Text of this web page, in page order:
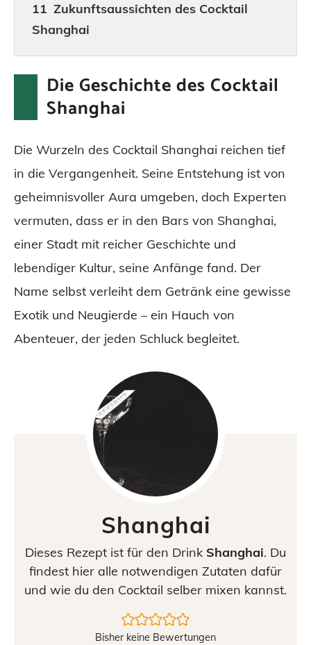
Zukunftsaussichten des Cocktail
Shanghai
Fazit
Häufig gestellte Fragen
Die Geschichte des Cocktail
Shanghai
Die Wurzeln des Cocktail Shanghai reichen tief
in die Vergangenheit. Seine Entstehung ist von
geheimnisvoller Aura umgeben, doch Experten
vermuten, dass er in den Bars von Shanghai,
einer Stadt mit reicher Geschichte und
lebendiger Kultur, seine Anfänge fand. Der
Name selbst verleiht dem Getränk eine gewisse
Exotik und Neugierde – ein Hauch von
Abenteuer, der jeden Schluck begleitet.
Shanghai
Dieses Rezept ist für den Drink Shanghai. Du
findest hier alle notwendigen Zutaten dafür
und wie du den Cocktail selber mixen kannst.
Bisher keine Bewertungen